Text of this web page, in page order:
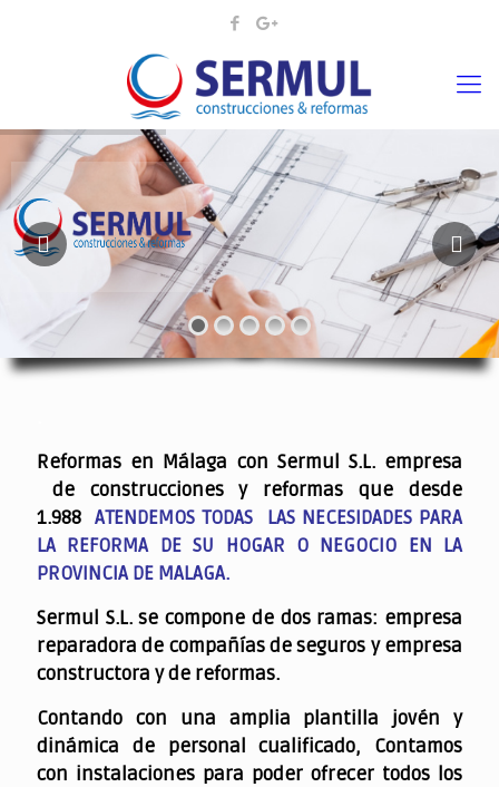
¡¡DAMOS VIDA A SUS
Reformas en Málaga con Sermul S.L. empresa
de construcciones y reformas que desde
1.988ATENDEMOS TODAS LAS NECESIDADES PARA
LA REFORMA DE SU HOGAR O NEGOCIO EN LA
PROVINCIA DE MALAGA.
Sermul S.L. se compone de dos ramas: empresa
reparadora de compañías de seguros y empresa
constructora y de reformas.
Contando con una amplia plantilla jovén y
dinámica de personal cualificado, Contamos
con instalaciones para poder ofrecer todos los